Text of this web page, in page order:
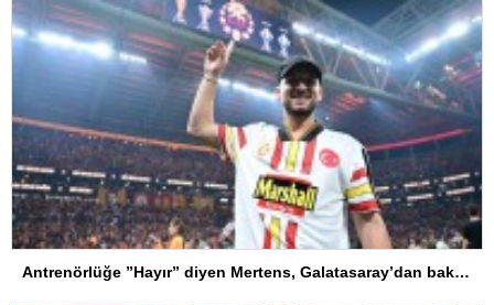
Antrenörlüğe ”Hayır” diyen Mertens, Galatasaray’dan bakın ne istedi